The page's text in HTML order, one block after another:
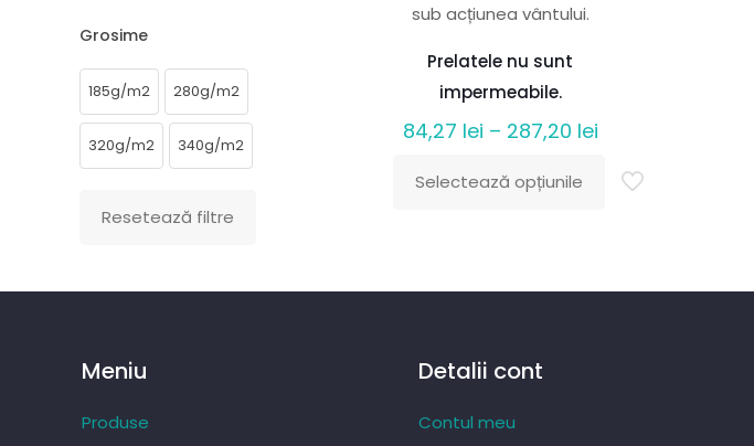
sub acțiunea vântului.
Prelatele nu sunt
impermeabile.
84,27 lei – 287,20 leiInterval
prețuri:
Selectează opțiunile
Acest
mai
Opțiunile
pot
Grosime
185g/m2 280g/m2
320g/m2 340g/m2
Resetează filtre
Meniu
Produse
Detalii cont
Contul meu